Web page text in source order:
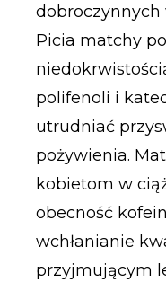
dobroczynnych
Picia matchy
polifenoli i
utrudniać
pożywienia.
kobietom w
obecność
wchłanianie
przyjmującym